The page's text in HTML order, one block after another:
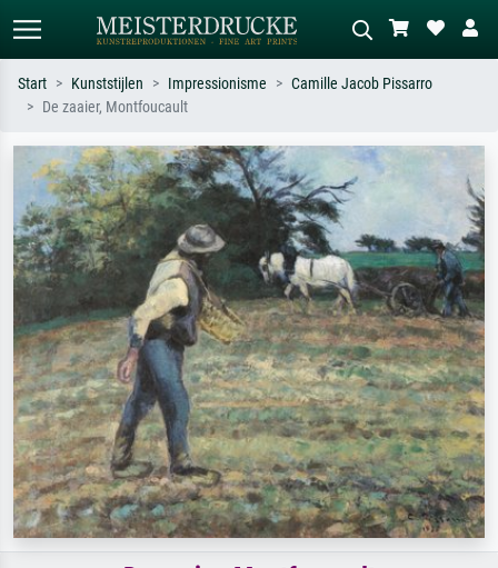
Zoek op kunstenaar, titel of stijl – bijv.
Monet, Sterrennacht, impressionisme,
Hokusai-golf, naakt.
Beschrijf de scène – bijv. groene
weide, abstract met veel rood, donker
olieverfschilderij, staand naakt naast
een boom.
Start Kunststijlen Impressionisme
Camille Jacob Pissarro
De zaaier, Montfoucault